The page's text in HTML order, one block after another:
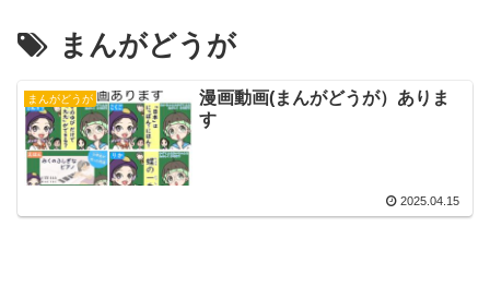
まんがどうが
まんがどうが
漫画動画(まんがどうが）ありま
す
2025.04.15